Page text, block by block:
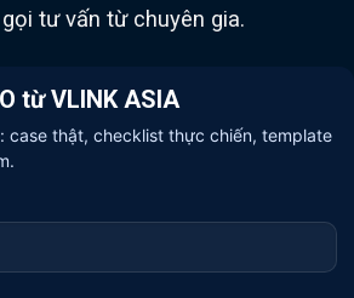
tư vấn từ chuyên gia.
từ VLINK ASIA
case thật, checklist thực chiến, template